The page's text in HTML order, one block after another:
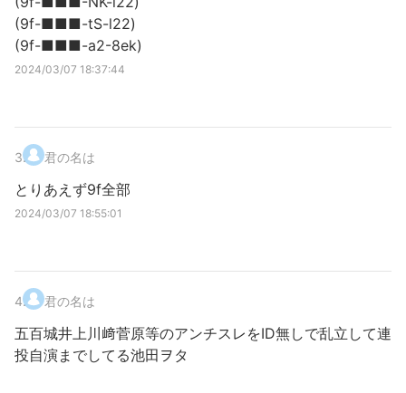
(9f-■■■-tS-l22)
(9f-■■■-a2-8ek)
2024/03/07 18:37:44
3. 君の名は
とりあえず9f全部
2024/03/07 18:55:01
4. 君の名は
五百城井上川﨑菅原等のアンチスレをID無しで乱立して連
投自演までしてる池田ヲタ